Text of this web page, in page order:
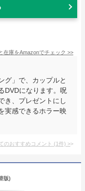
在庫をAmazonでチェック >>
グ」で、カップルと
DVDになります。呪
き、プレゼントにし
実感できるホラー映
のおすすめコメント (1件) >
版)